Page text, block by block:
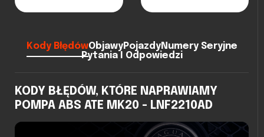
Kody BłędówObjawyPojazdyNumery Seryjne
Pytania I Odpowiedzi
KODY BŁĘDÓW, KTÓRE NAPRAWIAMY
POMPA ABS ATE MK20 - LNF2210AD